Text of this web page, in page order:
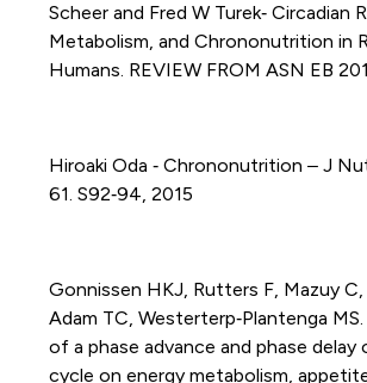
Scheer and Fred W Turek‐ Circadian
Metabolism, and Chrononutrition in
Humans. REVIEW FROM ASN EB
Hiroaki Oda ‐ Chrononutrition – J
61. S92‐94, 2015
Gonnissen HKJ, Rutters F, Mazuy C,
Adam TC, Westerterp‐Plantenga
of a phase advance and phase delay
cycle on energy metabolism,